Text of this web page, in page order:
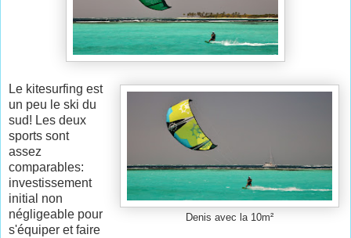
Denis avec la 10m²
Le kitesurfing est
un peu le ski du
sud! Les deux
sports sont
assez
comparables:
investissement
initial non
négligeable pour
s'équiper et faire